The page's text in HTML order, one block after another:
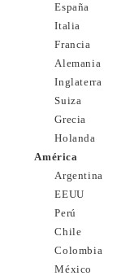
España
Italia
Francia
Alemania
Inglaterra
Suiza
Grecia
Holanda
América
Argentina
EEUU
Perú
Chile
Colombia
México